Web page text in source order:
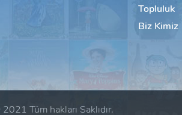
Topluluk
Biz Kimiz
Tüm hakları Saklıdır.